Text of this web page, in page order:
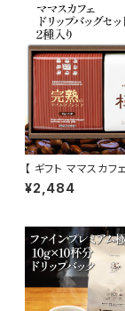
【 ギフト ママスカフェ ドリップバ
ッグセット 2種入り
屋珈琲店 自家焙煎
¥2,484